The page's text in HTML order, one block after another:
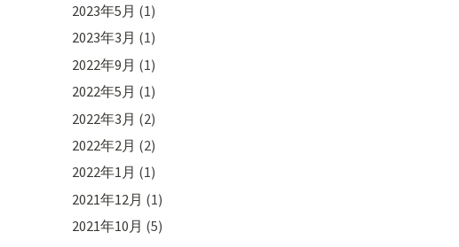
2023年5月 (1)
2023年3月 (1)
2022年9月 (1)
2022年5月 (1)
2022年3月 (2)
2022年2月 (2)
2022年1月 (1)
2021年12月 (1)
2021年10月 (5)